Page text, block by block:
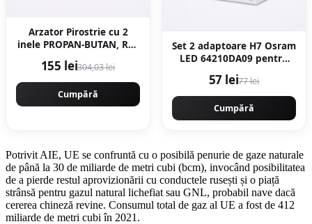
Arzator Pirostrie cu 2
inele PROPAN-BUTAN, R02
B4195
155 lei304,03 lei
Cumpără
Set 2 adaptoare H7 Osram
LED 64210DA09 pentru
57 lei77 lei
Cumpără
Potrivit AIE, UE se confruntă cu o posibilă penurie de gaze naturale
de până la 30 de miliarde de metri cubi (bcm), invocând posibilitatea
de a pierde restul aprovizionării cu conductele rusești și o piață
strânsă pentru gazul natural lichefiat sau GNL, probabil nave dacă
cererea chineză revine. Consumul total de gaz al UE a fost de 412
miliarde de metri cubi în 2021.